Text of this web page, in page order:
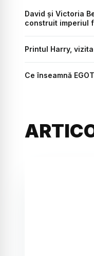
David și Victoria
construit imperiul
Printul Harry,
Ce înseamnă